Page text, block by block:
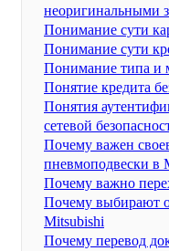
неоригинальными
Понимание сути
Понимание сути
Понимание типа и
Понятие кредита
Понятия
сетевой
Почему важен
пневмоподвески в
Почему важно
Почему выбирают
Mitsubishi
Почему перевод